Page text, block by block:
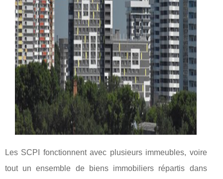
Les SCPI fonctionnent avec plusieurs immeubles, voire
tout un ensemble de biens immobiliers répartis dans